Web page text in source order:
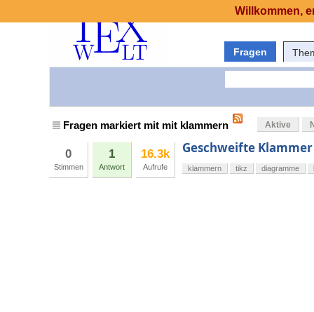
Fragen
Fragen markiert mit mit klammern Aktive
0
Stimmen
1
Antwort
16.3k
Aufrufe
Geschweifte
klammern tikz diagramme
Willkommen,